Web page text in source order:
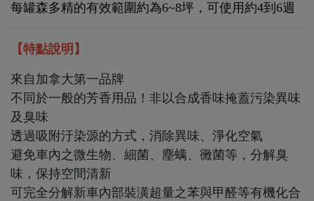
每罐森多精的有效範圍約為6~8坪，可使用約4到6週
【特點說明】
來自加拿大第一品牌
不同於一般的芳香用品！非以合成香味掩蓋污染異味
及臭味
透過吸附汙染源的方式，消除異味、淨化空氣
避免車內之微生物、細菌、塵螨、黴菌等，分解臭
味，保持空間清新
可完全分解新車內部裝潢超量之苯與甲醛等有機化合